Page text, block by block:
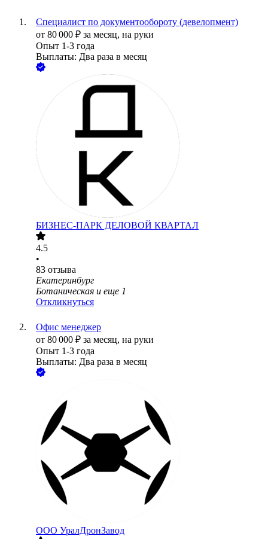
Специалист по документообороту (девелопмент)
от 80 000 ₽ за месяц, на руки
Опыт 1-3 года
Выплаты: Два раза в месяц
БИЗНЕС-ПАРК ДЕЛОВОЙ КВАРТАЛ
4.5
•
83 отзыва
Екатеринбург
Ботаническая и еще 1
Откликнуться
Офис менеджер
от 80 000 ₽ за месяц, на руки
Опыт 1-3 года
Выплаты: Два раза в месяц
ООО УралДронЗавод